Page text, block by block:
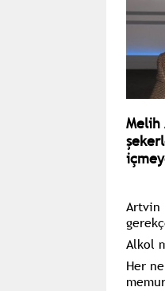
Melih
Artvin
Alkol
Her